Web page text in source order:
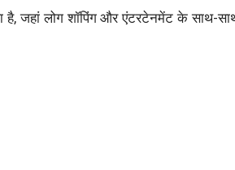
है, जहां लोग शॉपिंग और एंटरटेनमेंट के साथ-